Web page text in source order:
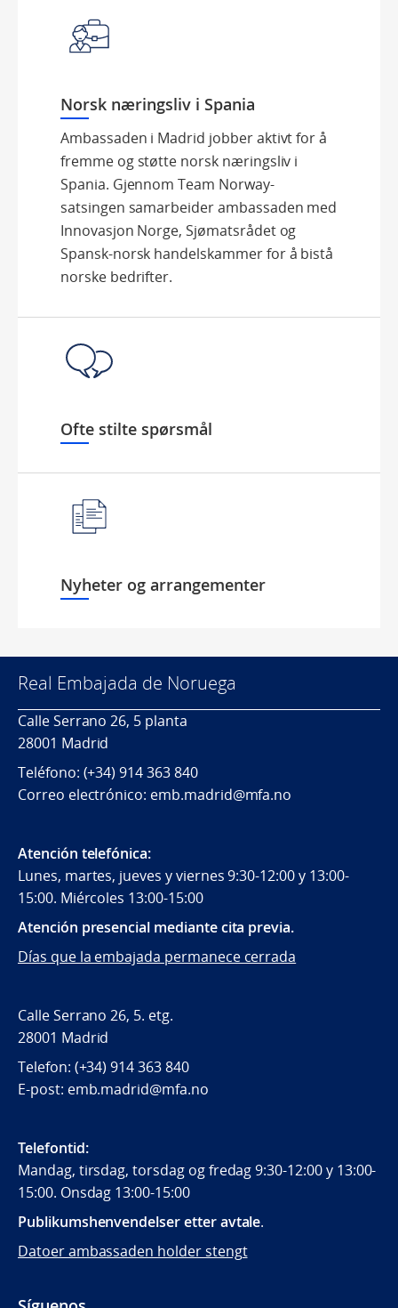
Norsk næringsliv i Spania
Ambassaden i Madrid jobber aktivt for å
fremme og støtte norsk næringsliv i
Spania. Gjennom Team Norway-
satsingen samarbeider ambassaden med
Innovasjon Norge, Sjømatsrådet og
Spansk-norsk handelskammer for å bistå
norske bedrifter.
Ofte stilte spørsmål
Nyheter og arrangementer
Real Embajada de Noruega
Calle Serrano 26, 5 planta
28001 Madrid
Teléfono: (+34) 914 363 840
Correo electrónico: emb.madrid@mfa.no
Atención telefónica:
Lunes, martes, jueves y viernes 9:30-12:00 y 13:00-
15:00. Miércoles 13:00-15:00
Atención presencial mediante cita previa.
Días que la embajada permanece cerrada
Calle Serrano 26, 5. etg.
28001 Madrid
Telefon: (+34) 914 363 840
E-post: emb.madrid@mfa.no
Telefontid:
Mandag, tirsdag, torsdag og fredag 9:30-12:00 y 13:00-
15:00. Onsdag 13:00-15:00
Publikumshenvendelser etter avtale.
Datoer ambassaden holder stengt